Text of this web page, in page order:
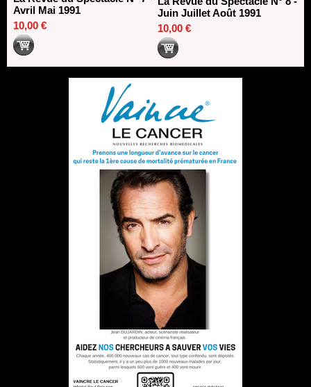
Avril Mai 1991
10,00 €
Juin Juillet Août 1991
10,00 €